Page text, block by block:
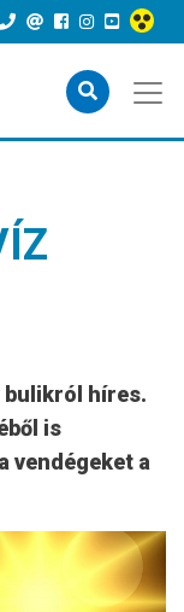
bulikról híres.
is
vendégeket a